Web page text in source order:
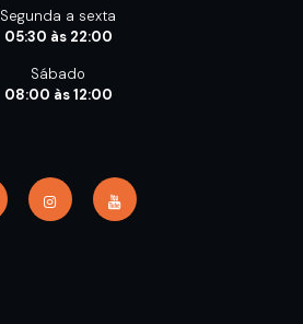
Segunda a sexta
05:30 às 22:00
Sábado
08:00 às 12:00